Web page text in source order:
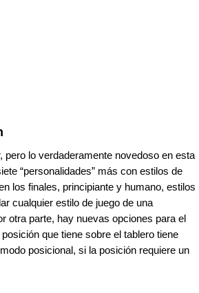
lo verdaderamente novedoso en esta
“personalidades” más con estilos de
los finales, principiante y humano, estilos
cualquier estilo de juego de una
otra parte, hay nuevas opciones para el
que tiene sobre el tablero tiene
posicional, si la posición requiere un